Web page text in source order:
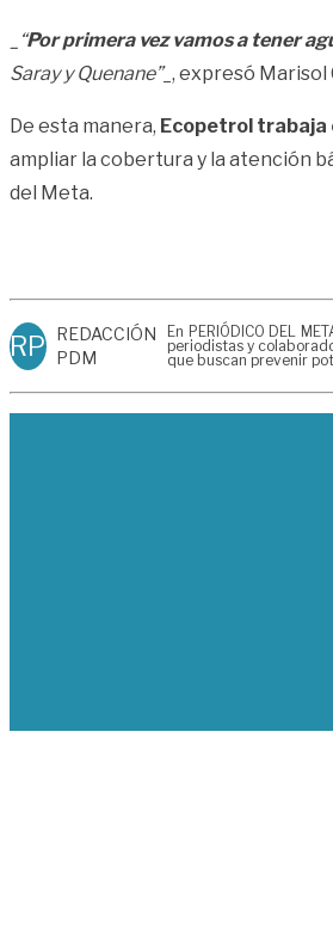
_“Por primera vez vamos a tener
Saray y Quenane”_, expresó Marisol
De esta manera, Ecopetrol trabaja
ampliar la cobertura y la atención
del Meta.
RP REDACCIÓN
PDM
En PERIÓDICO DEL
periodistas y
que buscan prevenir